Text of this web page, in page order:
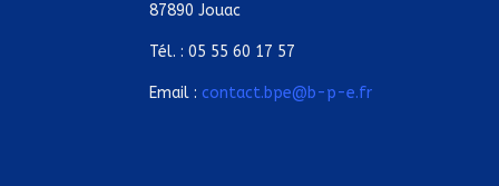
87890 Jouac
Tél. : 05 55 60 17 57
Email : contact.bpe@b-p-e.fr